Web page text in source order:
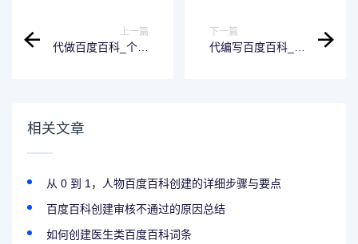
上一篇
代做百度百科_个人
下一篇
代编写百度百科_怎
相关文章
从 0 到 1，人物百度百科创建的详细步骤与要点
百度百科创建审核不通过的原因总结
如何创建医生类百度百科词条